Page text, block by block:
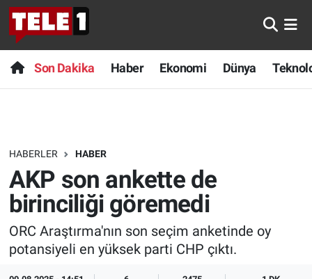
Son Dakika Haber Ekonomi Dünya
HABERLER HABER
AKP son ankette de
birinciliği göremedi
ORC Araştırma'nın son seçim anketinde oy
potansiyeli en yüksek parti CHP çıktı.
Anında Manşet
Başka Sohbetler
Bilim turu
Bilim ve Teknoloji Evreni
Doğa Konuşuyor
Son Dakika
Haber
Dünya
Teknoloji
Sağlık
Nöbetçi Eczaneler
Hava Durumu
Trafik Durumu
Süper Lig Puan Durumu ve Fikstür
Tüm Manşetler